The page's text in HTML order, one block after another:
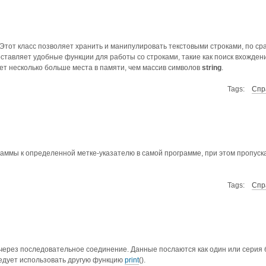
класс позволяет хранить и манипулировать текстовыми строками, по
удобные функции для работы со строками, такие как поиск
несколько больше места в памяти, чем массив символов string
Tags:
к определенной метке-указателю в самой программе, при этом
Tags:
последовательное соединение. Данные послаются как один или серия
использовать другую функцию print().